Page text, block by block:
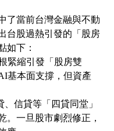
了當前台灣金融與不動
台股過熱引發的「股房
如下：
緊縮引發「股房雙
基本面支撐，但資產
信貸等「四貸同堂」
。一旦股市劇烈修正，